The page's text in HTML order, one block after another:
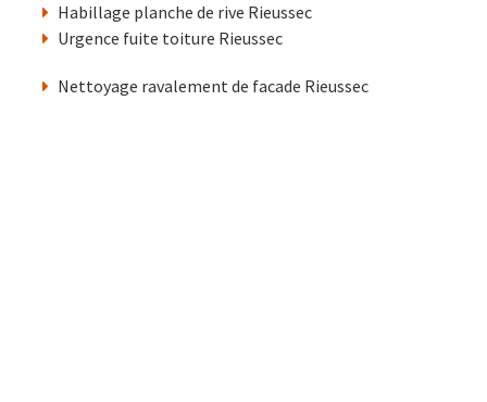
Habillage planche de rive Rieussec
Urgence fuite toiture Rieussec
Nettoyage ravalement de facade Rieussec